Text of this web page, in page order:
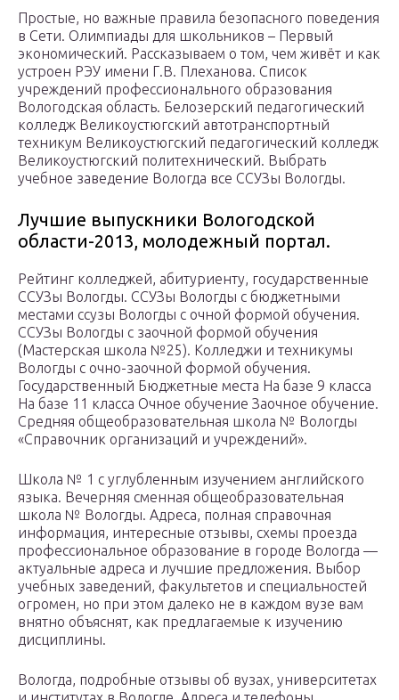
Простые, но важные правила безопасного поведения
в Сети. Олимпиады для школьников – Первый
экономический. Рассказываем о том, чем живёт и как
устроен РЭУ имени Г.В. Плеханова. Cписок
учреждений профессионального образования
Вологодская область. Белозерский педагогический
колледж Великоустюгский автотранспортный
техникум Великоустюгский педагогический колледж
Великоустюгский политехнический. Выбрать
учебное заведение Вологда все ССУЗы Вологды.
Лучшие выпускники Вологодской
области-2013, молодежный портал.
Рейтинг колледжей, абитуриенту, государственные
ССУЗы Вологды. ССУЗы Вологды с бюджетными
местами ссузы Вологды с очной формой обучения.
ССУЗы Вологды с заочной формой обучения
(Мастерская школа №25). Колледжи и техникумы
Вологды с очно-заочной формой обучения.
Государственный Бюджетные места На базе 9 класса
На базе 11 класса Очное обучение Заочное обучение.
Средняя общеобразовательная школа № Вологды
«Справочник организаций и учреждений».
Школа № 1 с углубленным изучением английского
языка. Вечерняя сменная общеобразовательная
школа № Вологды. Адреса, полная справочная
информация, интересные отзывы, схемы проезда
профессиональное образование в городе Вологда —
актуальные адреса и лучшие предложения. Выбор
учебных заведений, факультетов и специальностей
огромен, но при этом далеко не в каждом вузе вам
внятно объяснят, как предлагаемые к изучению
дисциплины.
Вологда, подробные отзывы об вузах, университетах